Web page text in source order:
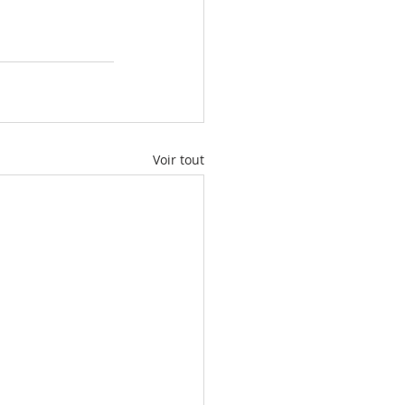
Voir tout